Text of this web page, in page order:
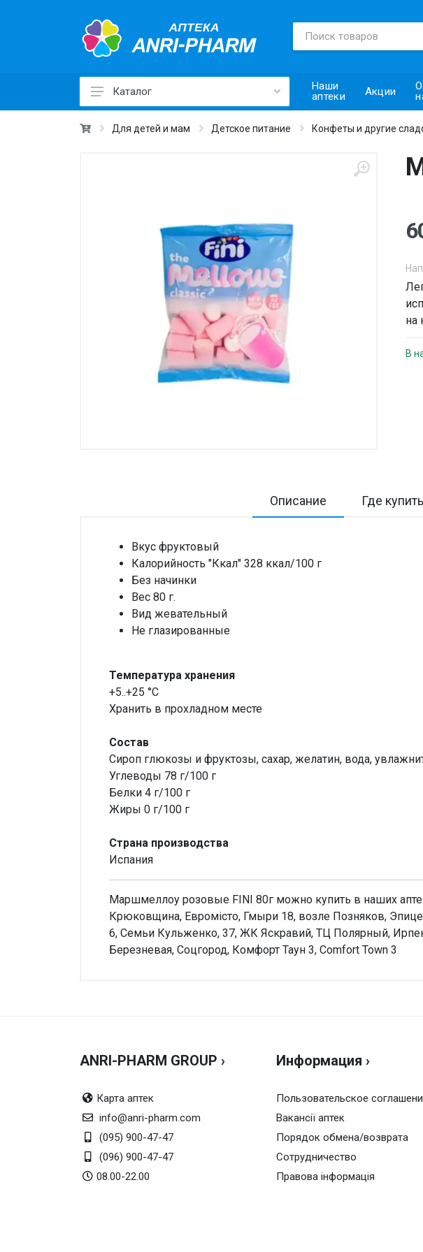
Каталог
Лекарственные средства ›
Красота и уход ›
Витамины и добавки ›
Ежедневная гигиена ›
Для детей и мам ›
Товары для дома ›
Косметика CODERMA KIDS
Наши
аптеки
Акции
О
Для детей и мам Детское питание Конфеты и другие
на
В
Описание Где
Вкус фруктовый
Калорийность "Ккал" 328 ккал/100 г
Без начинки
Вес 80 г.
Вид жевательный
Не глазированные
Температура хранения
+5..+25 °С
Хранить в прохладном месте
Состав
Сироп глюкозы и фруктозы, сахар, желатин, вода,
Углеводы 78 г/100 г
Белки 4 г/100 г
Жиры 0 г/100 г
Страна производства
Испания
Маршмеллоу розовые FINI 80г можно купить в наших
Крюковщина, Евромісто, Гмыри 18, возле Позняков,
6, Семьи Кульженко, 37, ЖК Яскравий, ТЦ Полярный,
Березневая, Соцгород, Комфорт Таун 3, Comfort Town 3
ANRI-PHARM GROUP ›
Карта аптек
info@anri-pharm.com
(095) 900-47-47
(096) 900-47-47
08.00-22.00
Информация ›
Пользовательское
Вакансії аптек
Порядок обмена/возврата
Сотрудничество
Правова інформація